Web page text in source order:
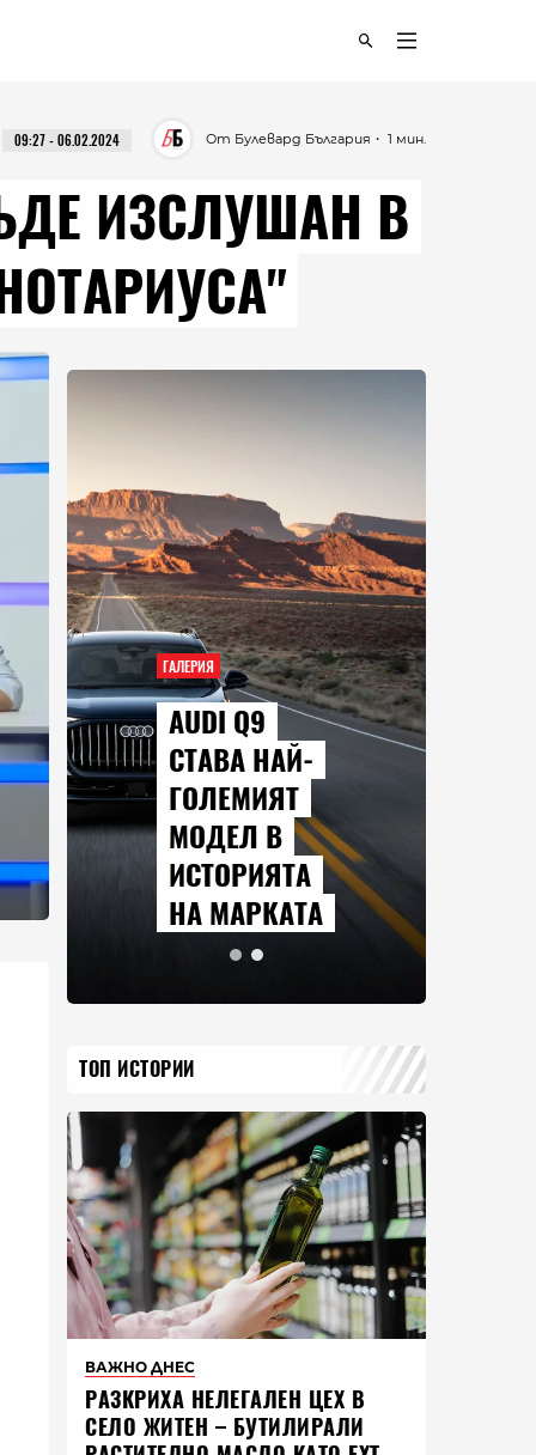
・ 1 мин.
От Булевард България
09:27 - 06.02.2024
ИЗСЛУШАН В
ГАЛЕРИЯ
AUDI Q9
СТАВА НАЙ-
ГОЛЕМИЯТ
МОДЕЛ В
ИСТОРИЯТА
НА МАРКАТА
ТОП ИСТОРИИ
ВАЖНО ДНЕС
РАЗКРИХА НЕЛЕГАЛЕН ЦЕХ В
СЕЛО ЖИТЕН – БУТИЛИРАЛИ